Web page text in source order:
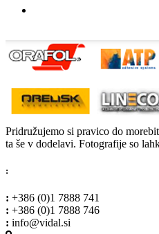
Pridružujemo si pravico do
ta še v dodelavi. Fotografije so
:
: +386 (0)1 7888 741
: +386 (0)1 7888 746
: info@vidal.si